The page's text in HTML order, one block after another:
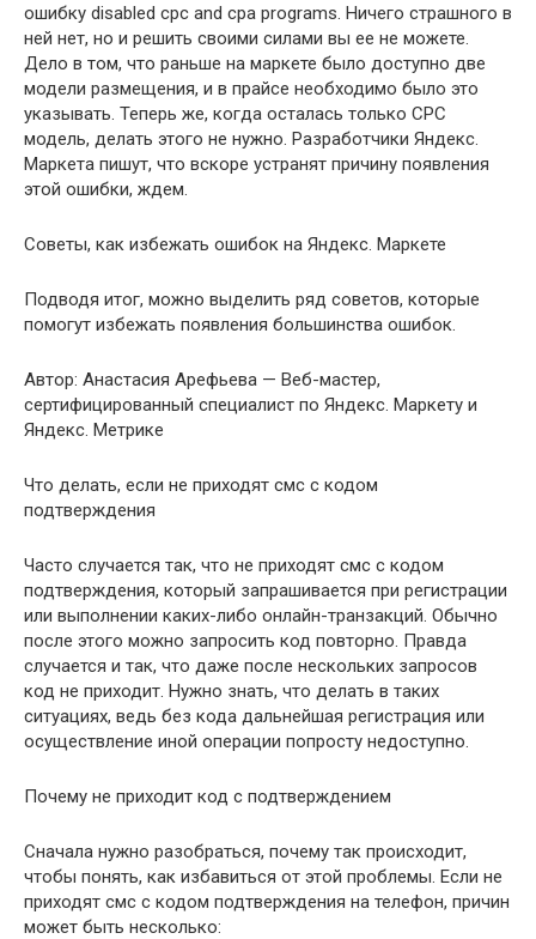
ошибку disabled cpc and cpa programs. Ничего страшного в
ней нет, но и решить своими силами вы ее не можете.
Дело в том, что раньше на маркете было доступно две
модели размещения, и в прайсе необходимо было это
указывать. Теперь же, когда осталась только CPC
модель, делать этого не нужно. Разработчики Яндекс.
Маркета пишут, что вскоре устранят причину появления
этой ошибки, ждем.
Советы, как избежать ошибок на Яндекc. Маркете
Подводя итог, можно выделить ряд советов, которые
помогут избежать появления большинства ошибок.
Автор: Анастасия Арефьева — Веб-мастер,
сертифицированный специалист по Яндекс. Маркету и
Яндекс. Метрике
Что делать, если не приходят смс с кодом
подтверждения
Часто случается так, что не приходят смс с кодом
подтверждения, который запрашивается при регистрации
или выполнении каких-либо онлайн-транзакций. Обычно
после этого можно запросить код повторно. Правда
случается и так, что даже после нескольких запросов
код не приходит. Нужно знать, что делать в таких
ситуациях, ведь без кода дальнейшая регистрация или
осуществление иной операции попросту недоступно.
Почему не приходит код с подтверждением
Сначала нужно разобраться, почему так происходит,
чтобы понять, как избавиться от этой проблемы. Если не
приходят смс с кодом подтверждения на телефон, причин
может быть несколько: